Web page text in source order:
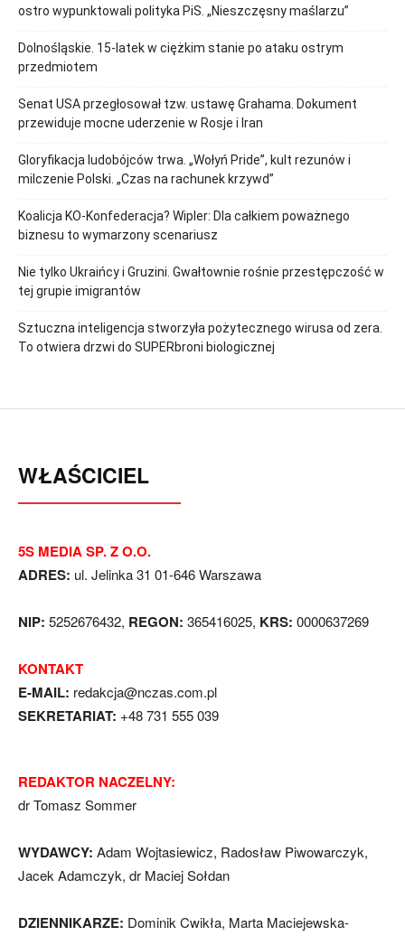
ostro wypunktowali polityka PiS. „Nieszczęsny maślarzu”
Dolnośląskie. 15-latek w ciężkim stanie po ataku ostrym
przedmiotem
Senat USA przegłosował tzw. ustawę Grahama. Dokument
przewiduje mocne uderzenie w Rosje i Iran
Gloryfikacja ludobójców trwa. „Wołyń Pride”, kult rezunów i
milczenie Polski. „Czas na rachunek krzywd”
Koalicja KO-Konfederacja? Wipler: Dla całkiem poważnego
biznesu to wymarzony scenariusz
Nie tylko Ukraińcy i Gruzini. Gwałtownie rośnie przestępczość w
tej grupie imigrantów
Sztuczna inteligencja stworzyła pożytecznego wirusa od zera.
To otwiera drzwi do SUPERbroni biologicznej
WŁAŚCICIEL
5S MEDIA SP. Z O.O.
ADRES: ul. Jelinka 31 01-646 Warszawa
NIP: 5252676432, REGON: 365416025, KRS: 0000637269
KONTAKT
E-MAIL: redakcja@nczas.com.pl
SEKRETARIAT: +48 731 555 039
REDAKTOR NACZELNY:
dr Tomasz Sommer
WYDAWCY: Adam Wojtasiewicz, Radosław Piwowarczyk,
Jacek Adamczyk, dr Maciej Sołdan
DZIENNIKARZE: Dominik Cwikła, Marta Maciejewska-